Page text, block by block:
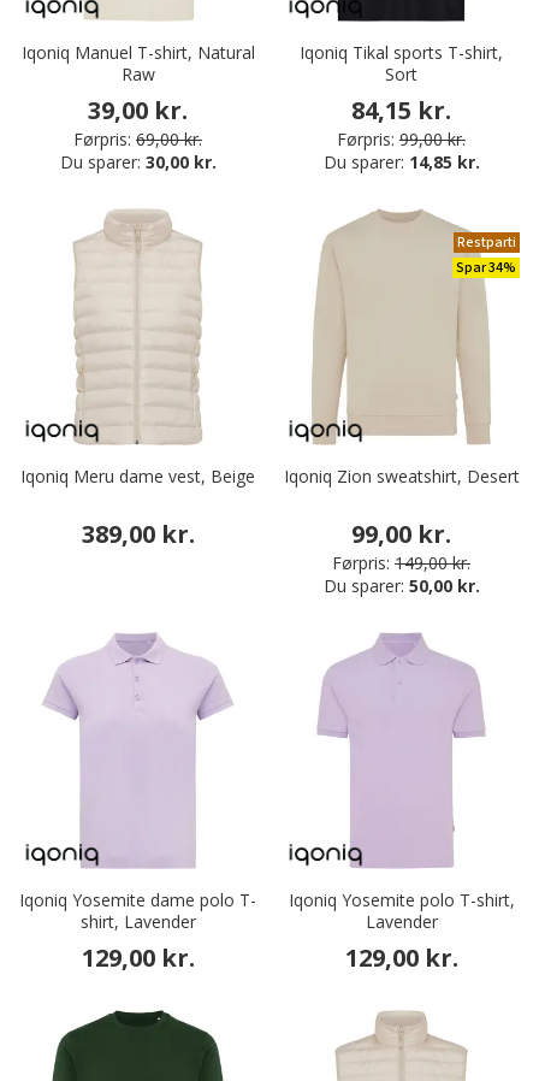
Iqoniq Manuel T-shirt, Natural
Raw
39,00 kr.
Førpris: 69,00 kr.
Du sparer: 30,00 kr.
Iqoniq Tikal sports T-shirt,
Sort
84,15 kr.
Førpris: 99,00 kr.
Du sparer: 14,85 kr.
Iqoniq Meru dame vest, Beige
389,00 kr.
Restparti
Spar 34%
Iqoniq Zion sweatshirt, Desert
99,00 kr.
Førpris: 149,00 kr.
Du sparer: 50,00 kr.
Iqoniq Yosemite dame polo T-
shirt, Lavender
129,00 kr.
Iqoniq Yosemite polo T-shirt,
Lavender
129,00 kr.